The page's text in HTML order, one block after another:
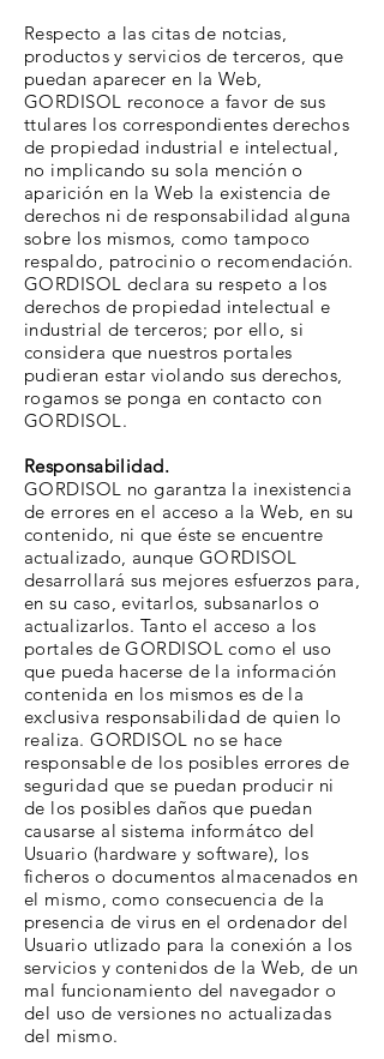
Respecto a las citas de notcias,
productos y servicios de terceros, que
puedan aparecer en la Web,
GORDISOL reconoce a favor de sus
ttulares los correspondientes derechos
de propiedad industrial e intelectual,
no implicando su sola mención o
aparición en la Web la existencia de
derechos ni de responsabilidad alguna
sobre los mismos, como tampoco
respaldo, patrocinio o recomendación.
GORDISOL declara su respeto a los
derechos de propiedad intelectual e
industrial de terceros; por ello, si
considera que nuestros portales
pudieran estar violando sus derechos,
rogamos se ponga en contacto con
GORDISOL.
Responsabilidad.
GORDISOL no garantza la inexistencia
de errores en el acceso a la Web, en su
contenido, ni que éste se encuentre
actualizado, aunque GORDISOL
desarrollará sus mejores esfuerzos para,
en su caso, evitarlos, subsanarlos o
actualizarlos. Tanto el acceso a los
portales de GORDISOL como el uso
que pueda hacerse de la información
contenida en los mismos es de la
exclusiva responsabilidad de quien lo
realiza. GORDISOL no se hace
responsable de los posibles errores de
seguridad que se puedan producir ni
de los posibles daños que puedan
causarse al sistema informátco del
Usuario (hardware y software), los
ficheros o documentos almacenados en
el mismo, como consecuencia de la
presencia de virus en el ordenador del
Usuario utlizado para la conexión a los
servicios y contenidos de la Web, de un
mal funcionamiento del navegador o
del uso de versiones no actualizadas
del mismo.